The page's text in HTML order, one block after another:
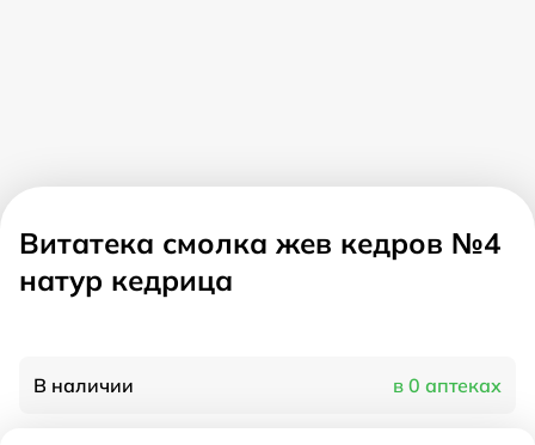
Витатека смолка жев кедров №4
натур кедрица
В наличии в 0 аптеках